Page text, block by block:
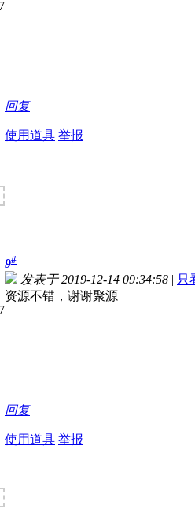
回复
使用道具 举报
9#
发表于 2019-12-14 09:34:58 | 只
资源不错，谢谢聚源
回复
使用道具 举报